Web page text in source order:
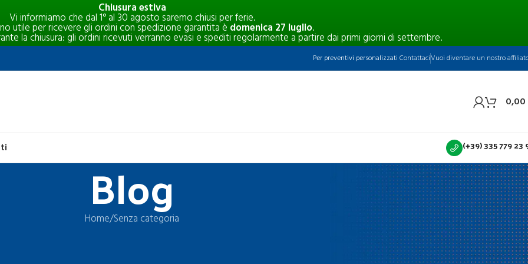
Chiusura estiva
Vi informiamo che dal 1° al 30 agosto saremo chiusi per ferie.
utile per ricevere gli ordini con spedizione garantita è domenica 27 luglio.
la chiusura: gli ordini ricevuti verranno evasi e spediti regolarmente a partire dai primi giorni di settembre.
Per preventivi personalizzati ContattaciVuoi diventare un nostro
0,00
(+39) 335 779 23
Blog
Home Senza categoria
per stalle, paddock e agriturismi:
CATEGORIE